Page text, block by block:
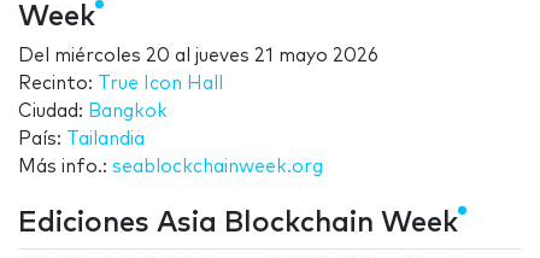
Week
Del miércoles 20 al jueves 21 mayo 2026
Recinto:
True Icon Hall
Ciudad: Bangkok
País:
Tailandia
Más info.: seablockchainweek.org
Ediciones Asia Blockchain Week